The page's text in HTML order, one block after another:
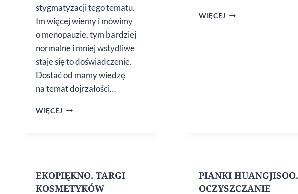
stygmatyzacji tego tematu.
Im więcej wiemy i mówimy
o menopauzie, tym bardziej
normalne i mniej wstydliwe
staje się to doświadczenie.
Dostać od mamy wiedzę
na temat dojrzałości…
WIĘCEJ CO POWINNAŚ
WIĘCEJ CZÓŁENKA
EKOPIĘKNO. TARGI
KOSMETYKÓW
PIANKI HUANGJISOO.
OCZYSZCZANIE